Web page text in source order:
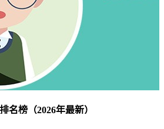
名榜（2026年最新）